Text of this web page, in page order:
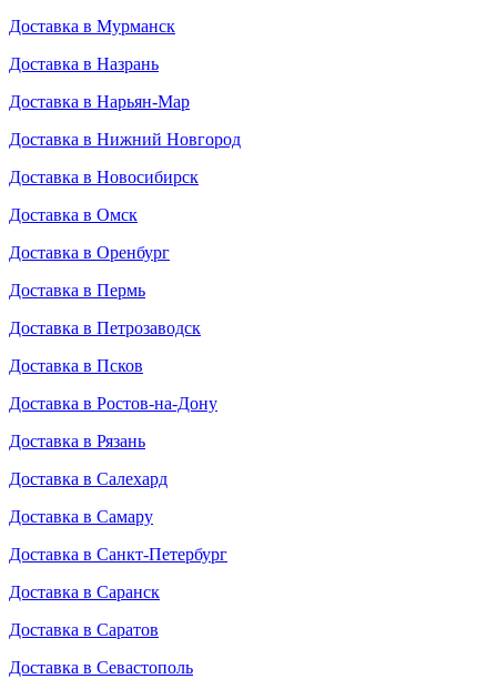
Доставка в Мурманск
Доставка в Назрань
Доставка в Нарьян-Мар
Доставка в Нижний Новгород
Доставка в Новосибирск
Доставка в Омск
Доставка в Оренбург
Доставка в Пермь
Доставка в Петрозаводск
Доставка в Псков
Доставка в Ростов-на-Дону
Доставка в Рязань
Доставка в Салехард
Доставка в Самару
Доставка в Санкт-Петербург
Доставка в Саранск
Доставка в Саратов
Доставка в Севастополь